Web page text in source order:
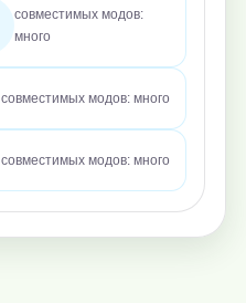
совместимых модов:
много
совместимых модов: много
совместимых модов: много